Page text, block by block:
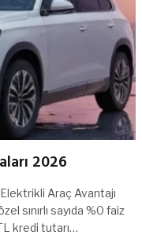
2026
Araç Avantajı
sınırlı sayıda %0 faiz
kredi tutarı…